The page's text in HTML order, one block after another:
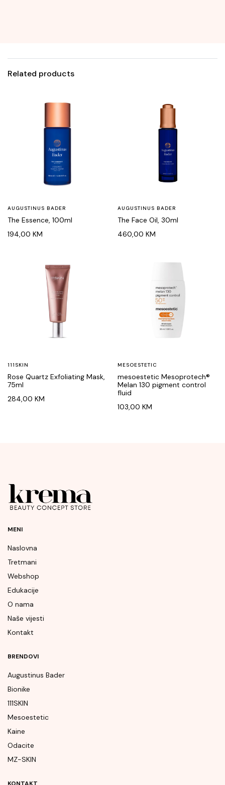
Related products
AUGUSTINUS BADER
The Essence, 100ml
194,00 KM
AUGUSTINUS BADER
The Face Oil, 30ml
460,00 KM
111SKIN
Rose Quartz Exfoliating Mask,
75ml
284,00 KM
MESOESTETIC
mesoestetic Mesoprotech®
Melan 130 pigment control
fluid
103,00 KM
MENI
Naslovna
Tretmani
Webshop
Edukacije
O nama
Naše vijesti
Kontakt
BRENDOVI
Augustinus Bader
Bionike
111SKIN
Mesoestetic
Kaine
Odacite
MZ-SKIN